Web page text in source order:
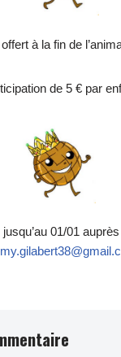
à la fin de
de 5 € par
01/01